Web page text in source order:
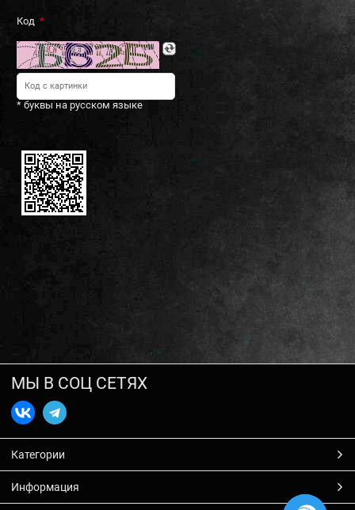
Код
* буквы на русском языке
МЫ В СОЦ СЕТЯХ
Категории
Информация